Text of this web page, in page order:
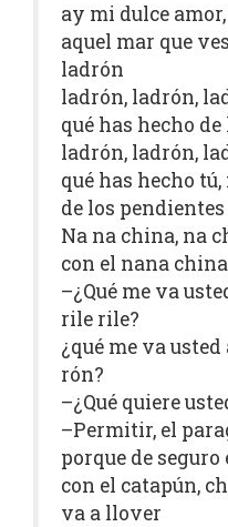
ay mi dulce
aquel mar que
ladrón
ladrón, ladrón,
qué has hecho
ladrón, ladrón,
qué has hecho
de los
Na na china, na
con el nana
–¿Qué me va
rile rile?
¿qué me va
rón?
–¿Qué quiere
–Permitir, el
porque de
con el catapún,
va a llover